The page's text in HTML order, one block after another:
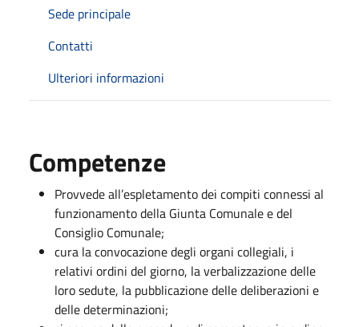
Sede principale
Contatti
Ulteriori informazioni
Competenze
Provvede all’espletamento dei compiti connessi al
funzionamento della Giunta Comunale e del
Consiglio Comunale;
cura la convocazione degli organi collegiali, i
relativi ordini del giorno, la verbalizzazione delle
loro sedute, la pubblicazione delle deliberazioni e
delle determinazioni;